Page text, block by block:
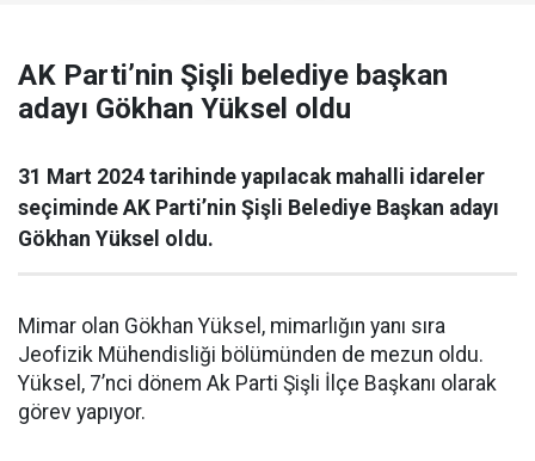
AK Parti’nin Şişli belediye başkan
adayı Gökhan Yüksel oldu
31 Mart 2024 tarihinde yapılacak mahalli idareler
seçiminde AK Parti’nin Şişli Belediye Başkan adayı
Gökhan Yüksel oldu.
Mimar olan Gökhan Yüksel, mimarlığın yanı sıra
Jeofizik Mühendisliği bölümünden de mezun oldu.
Yüksel, 7’nci dönem Ak Parti Şişli İlçe Başkanı olarak
görev yapıyor.